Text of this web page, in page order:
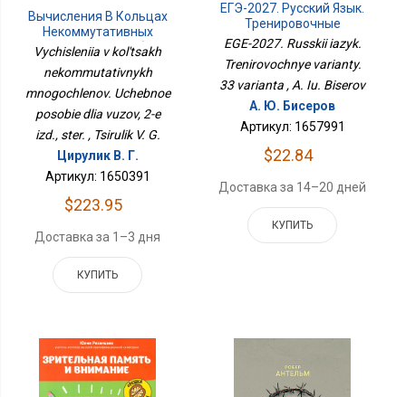
Вычисления В Кольцах
Некоммутативных
Многочленов. Учебное
Пособие Для Вузов, 2-Е
Изд., Стер.
Vychisleniia v kol'tsakh
nekommutativnykh
mnogochlenov. Uchebnoe
posobie dlia vuzov, 2-e
izd., ster. , Tsirulik V. G.
Цирулик В. Г.
Артикул: 1650391
$223.95
Доставка за 1–3 дня
КУПИТЬ
ЕГЭ-2027. Русский Язык.
Тренировочные
Варианты. 33 Варианта
EGE-2027. Russkii iazyk.
Trenirovochnye varianty.
33 varianta , A. Iu. Biserov
А. Ю. Бисеров
Артикул: 1657991
$22.84
Доставка за 14–20 дней
КУПИТЬ